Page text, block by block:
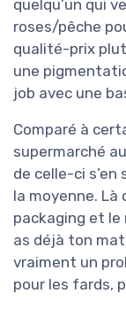
quelqu’un qui
roses/pêche
qualité-prix
une
job avec une
Comparé à
supermarché
de celle-ci
la moyenne. Là
packaging et le
as déjà ton
vraiment un
pour les fards,